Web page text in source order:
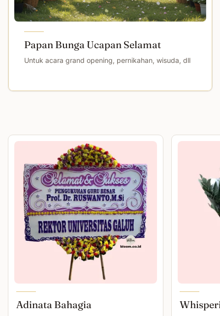
Papan Bunga Ucapan Selamat
Untuk acara grand opening, pernikahan, wisuda, dll
Adinata Bahagia